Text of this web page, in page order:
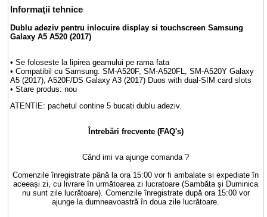
Informaţii tehnice
Dublu adeziv pentru inlocuire display si touchscreen Samsung
Galaxy A5 A520 (2017)
• Se foloseste la lipirea geamului pe rama fata
• Compatibil cu Samsung: SM-A520F, SM-A520FL, SM-A520Y Galaxy
A5 (2017), A520F/DS Galaxy A3 (2017) Duos with dual-SIM card slots
• Stare produs: nou
ATENTIE: pachetul contine 5 bucati dublu adeziv.
Întrebări frecvente (FAQ's)
Când imi va ajunge comanda ?
Comenzile înregistrate până la ora 15:00 vor fi ambalate si expediate în
aceeași zi, cu livrare în următoarea zi lucratoare (Sambăta și Duminica
nu sunt zile lucrătoare). Comenzile înregistrate după ora 15:00 vor
ajunge la dumneavoastră în doua zile lucrătoare.